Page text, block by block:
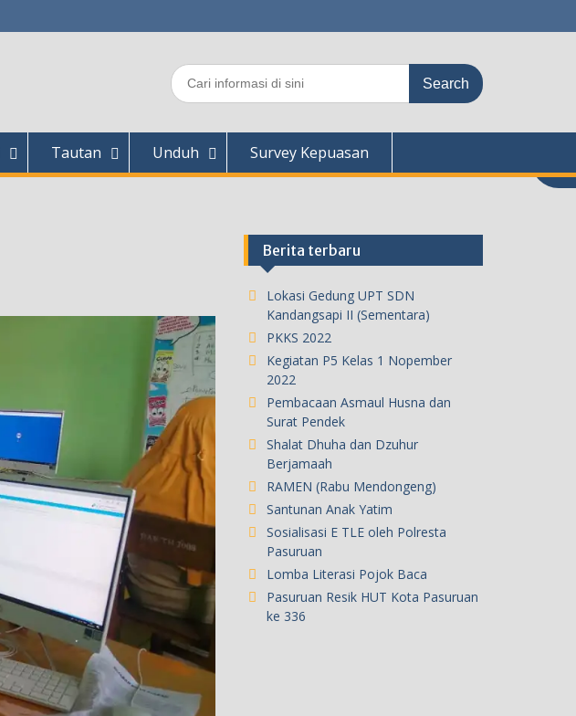
Search
for:
Tautan Unduh Survey Kepuasan
Berita terbaru
Lokasi Gedung UPT SDN
Kandangsapi II (Sementara)
PKKS 2022
Kegiatan P5 Kelas 1 Nopember
2022
Pembacaan Asmaul Husna dan
Surat Pendek
Shalat Dhuha dan Dzuhur
Berjamaah
RAMEN (Rabu Mendongeng)
Santunan Anak Yatim
Sosialisasi E TLE oleh Polresta
Pasuruan
Lomba Literasi Pojok Baca
Pasuruan Resik HUT Kota Pasuruan
ke 336